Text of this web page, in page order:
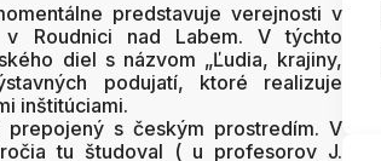
predstavuje verejnosti v
v Roudnici nad Labem. V týchto
diel s názvom „Ľudia, krajiny,
podujatí, ktoré realizuje
inštitúciami.
s českým prostredím. V
tu študoval ( u profesorov J.